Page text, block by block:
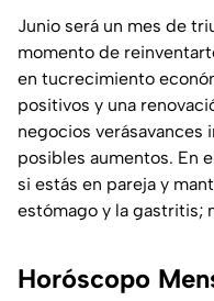
Junio será un mes de
momento de
en tucrecimiento
positivos y una
negocios
posibles aumentos. En
si estás en pareja y
estómago y la gastritis;
Horóscopo